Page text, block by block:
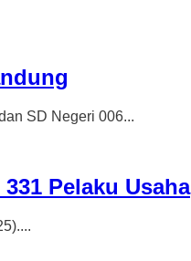
SD Negeri 006...
Pelaku Usaha